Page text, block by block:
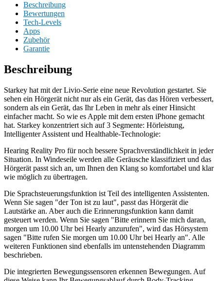
Beschreibung
Bewertungen
Tech-Levels
Apps
Zubehör
Garantie
Beschreibung
Starkey hat mit der Livio-Serie eine neue Revolution gestartet. Sie
sehen ein Hörgerät nicht nur als ein Gerät, das das Hören verbessert,
sondern als ein Gerät, das Ihr Leben in mehr als einer Hinsicht
einfacher macht. So wie es Apple mit dem ersten iPhone gemacht
hat. Starkey konzentriert sich auf 3 Segmente: Hörleistung,
Intelligenter Assistent und Healthable-Technologie:
Hearing Reality Pro für noch bessere Sprachverständlichkeit in jeder
Situation. In Windeseile werden alle Geräusche klassifiziert und das
Hörgerät passt sich an, um Ihnen den Klang so komfortabel und klar
wie möglich zu übertragen.
Die Sprachsteuerungsfunktion ist Teil des intelligenten Assistenten.
Wenn Sie sagen "der Ton ist zu laut", passt das Hörgerät die
Lautstärke an. Aber auch die Erinnerungsfunktion kann damit
gesteuert werden. Wenn Sie sagen "Bitte erinnern Sie mich daran,
morgen um 10.00 Uhr bei Hearly anzurufen", wird das Hörsystem
sagen "Bitte rufen Sie morgen um 10.00 Uhr bei Hearly an". Alle
weiteren Funktionen sind ebenfalls im untenstehenden Diagramm
beschrieben.
Die integrierten Bewegungssensoren erkennen Bewegungen. Auf